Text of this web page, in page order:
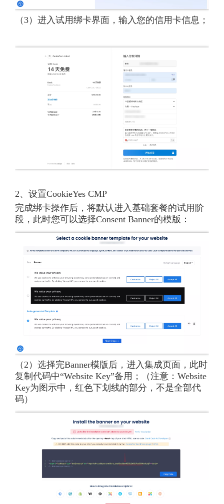
（3）进入试用绑卡界面，输入您的信用卡信息；
2、设置CookieYes CMP
完成绑卡操作后，将默认进入基础套餐的试用阶
段，此时您可以选择Consent Banner的模版：
（2）选择完Banner模版后，进入集成页面，此时
复制代码中“Website Key”备用；（注意：Website
Key为图示中，红色下划线的部分，不是全部代
码）